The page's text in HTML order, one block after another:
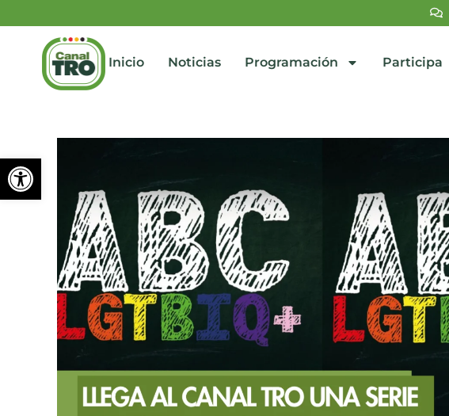
Abrir barra de herramientas
Inicio Noticias Programación Participa